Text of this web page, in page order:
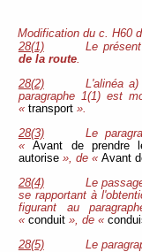
Modification du c. H60
28(1)
Le
de la route.
28(2)
L'alinéa
paragraphe 1(1) est
« transport».
28(3)
Le
«Avant de prendre
autorise», de « Avant
28(4)
Le
se rapportant à
figurant au
« conduit», de «
28(5)
Le